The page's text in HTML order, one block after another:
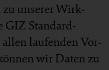
zu unserer Wirk­
GIZ Standard­
laufen­den Vor­
wir Daten zu